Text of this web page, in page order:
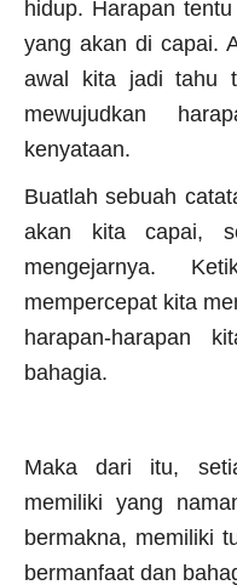
hidup. Harapan
yang akan di capai.
awal kita jadi tahu
mewujudkan
kenyataan.
Buatlah sebuah
akan kita capai,
mengejarnya.
mempercepat kita
harapan-harapan
bahagia.
Maka dari itu,
memiliki yang
bermakna, memiliki
bermanfaat dan